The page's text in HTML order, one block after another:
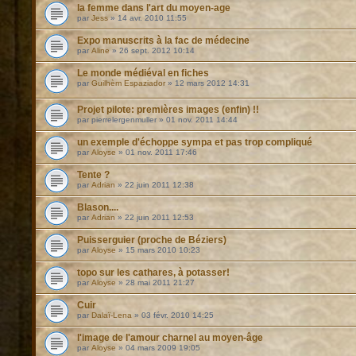
la femme dans l'art du moyen-age
par Jess » 14 avr. 2010 11:55
Expo manuscrits à la fac de médecine
par Aline » 26 sept. 2012 10:14
Le monde médiéval en fiches
par Guilhèm Espaziador » 12 mars 2012 14:31
Projet pilote: premières images (enfin) !!
par pierrelergenmuller » 01 nov. 2011 14:44
un exemple d'échoppe sympa et pas trop compliqué
par Aloyse » 01 nov. 2011 17:46
Tente ?
par Adrian » 22 juin 2011 12:38
Blason....
par Adrian » 22 juin 2011 12:53
Puisserguier (proche de Béziers)
par Aloyse » 15 mars 2010 10:23
topo sur les cathares, à potasser!
par Aloyse » 28 mai 2011 21:27
Cuir
par Dalaï-Lena » 03 févr. 2010 14:25
l'image de l'amour charnel au moyen-âge
par Aloyse » 04 mars 2009 19:05